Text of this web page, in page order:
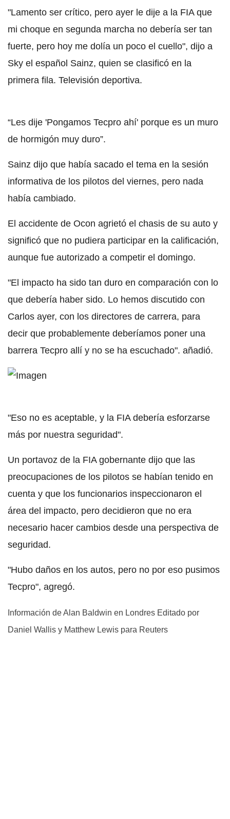
"Lamento ser crítico, pero ayer le dije a la FIA que
mi choque en segunda marcha no debería ser tan
fuerte, pero hoy me dolía un poco el cuello", dijo a
Sky el español Sainz, quien se clasificó en la
primera fila. Televisión deportiva.
“Les dije 'Pongamos Tecpro ahí' porque es un muro
de hormigón muy duro”.
Sainz dijo que había sacado el tema en la sesión
informativa de los pilotos del viernes, pero nada
había cambiado.
El accidente de Ocon agrietó el chasis de su auto y
significó que no pudiera participar en la calificación,
aunque fue autorizado a competir el domingo.
"El impacto ha sido tan duro en comparación con lo
que debería haber sido. Lo hemos discutido con
Carlos ayer, con los directores de carrera, para
decir que probablemente deberíamos poner una
barrera Tecpro allí y no se ha escuchado". añadió.
"Eso no es aceptable, y la FIA debería esforzarse
más por nuestra seguridad".
Un portavoz de la FIA gobernante dijo que las
preocupaciones de los pilotos se habían tenido en
cuenta y que los funcionarios inspeccionaron el
área del impacto, pero decidieron que no era
necesario hacer cambios desde una perspectiva de
seguridad.
"Hubo daños en los autos, pero no por eso pusimos
Tecpro", agregó.
Información de Alan Baldwin en Londres Editado por
Daniel Wallis y Matthew Lewis para Reuters